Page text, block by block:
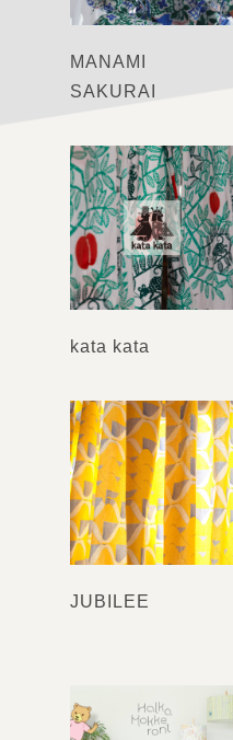
MANAMI
SAKURAI
kata kata
JUBILEE